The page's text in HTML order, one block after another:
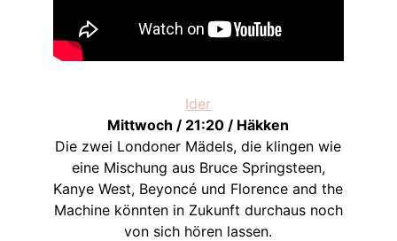
Ider
Mittwoch / 21:20 / Häkken
Die zwei Londoner Mädels, die klingen wie
eine Mischung aus Bruce Springsteen,
Kanye West, Beyoncé und Florence and the
Machine könnten in Zukunft durchaus noch
von sich hören lassen.